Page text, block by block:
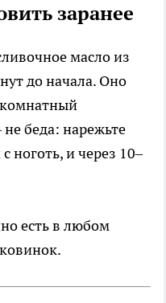
заранее
масло из
до начала. Оно
беда: нарежьте
ноготь, и через 10–
есть в любом